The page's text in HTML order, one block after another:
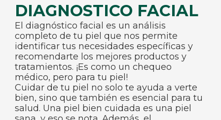
DIAGNOSTICO FACIAL
El diagnóstico facial es un análisis
completo de tu piel que nos permite
identificar tus necesidades específicas y
recomendarte los mejores productos y
tratamientos. ¡Es como un chequeo
médico, pero para tu piel!
Cuidar de tu piel no solo te ayuda a verte
bien, sino que también es esencial para tu
salud. Una piel bien cuidada es una piel